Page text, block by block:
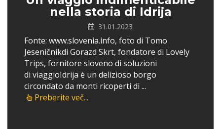
nella storia di Idrija
31.01.2023
Fonte: www.slovenia.info, foto di Tomo
Jeseničnikdi Gorazd Skrt, fondatore di Lovely
Trips, fornitore sloveno di soluzioni
di viaggioIdrija è un delizioso borgo
circondato da monti ricoperti di ...
Preberite več...